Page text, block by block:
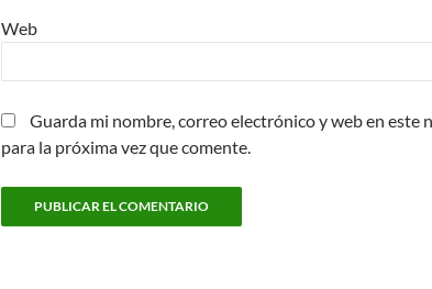
Web
Guarda mi nombre, correo electrónico y web en este
para la próxima vez que comente.